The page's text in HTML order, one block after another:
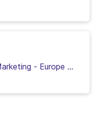
Directrice Field Marketing - Europe du Sud